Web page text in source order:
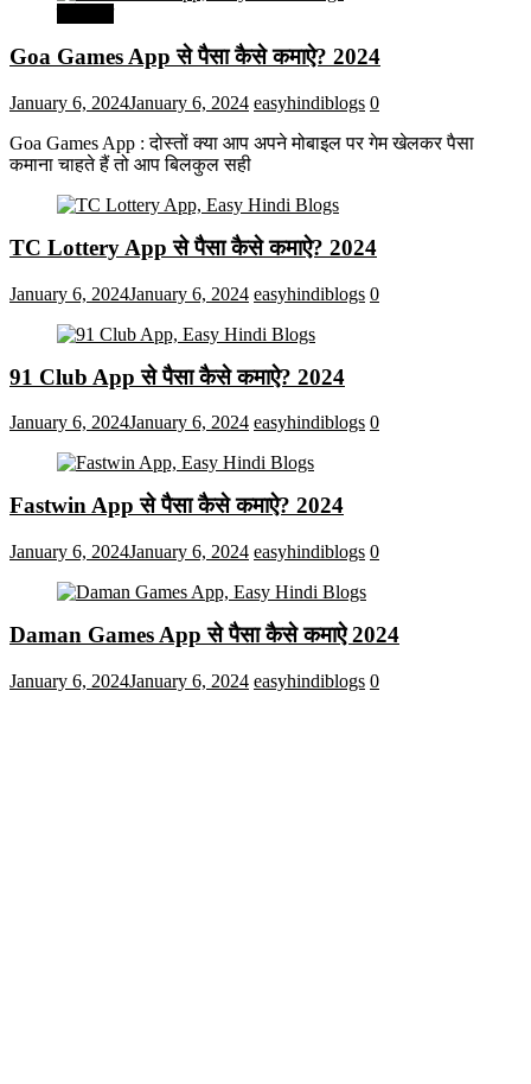
Goa Games App से पैसा कैसे कमाऐ? 2024
January 6, 2024January 6, 2024 easyhindiblogs 0
Goa Games App : दोस्तों क्या आप अपने मोबाइल पर गेम खेलकर पैसा
कमाना चाहते हैं तो आप बिलकुल सही
TC Lottery App से पैसा कैसे कमाऐ? 2024
January 6, 2024January 6, 2024 easyhindiblogs 0
91 Club App से पैसा कैसे कमाऐ? 2024
January 6, 2024January 6, 2024 easyhindiblogs 0
Fastwin App से पैसा कैसे कमाऐ? 2024
January 6, 2024January 6, 2024 easyhindiblogs 0
Daman Games App से पैसा कैसे कमाऐ 2024
January 6, 2024January 6, 2024 easyhindiblogs 0